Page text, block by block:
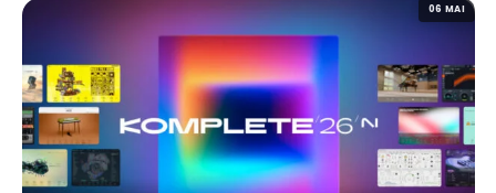
06 MAI